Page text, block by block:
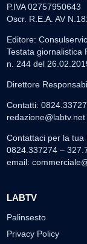
P.IVA 02757950643
Oscr. R.E.A. AV
Editore:
Testata giornalistica
n. 244 del
Direttore
Contatti:
redazione@labtv.net
Contattaci per la tua
0824.337274 –
email:
LABTV
Palinsesto
Privacy Policy